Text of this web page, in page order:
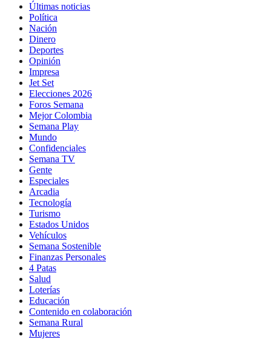
Últimas noticias
Política
Nación
Dinero
Deportes
Opinión
Impresa
Jet Set
Elecciones 2026
Foros Semana
Mejor Colombia
Semana Play
Mundo
Confidenciales
Semana TV
Gente
Especiales
Arcadia
Tecnología
Turismo
Estados Unidos
Vehículos
Semana Sostenible
Finanzas Personales
4 Patas
Salud
Loterías
Educación
Contenido en colaboración
Semana Rural
Mujeres